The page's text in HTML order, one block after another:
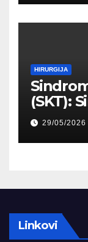
HIRURGIJA
(SKT):
29/05/2026
Linkovi